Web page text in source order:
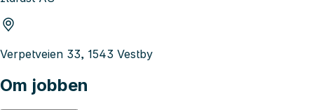
Verpetveien 33, 1543 Vestby
Om jobben